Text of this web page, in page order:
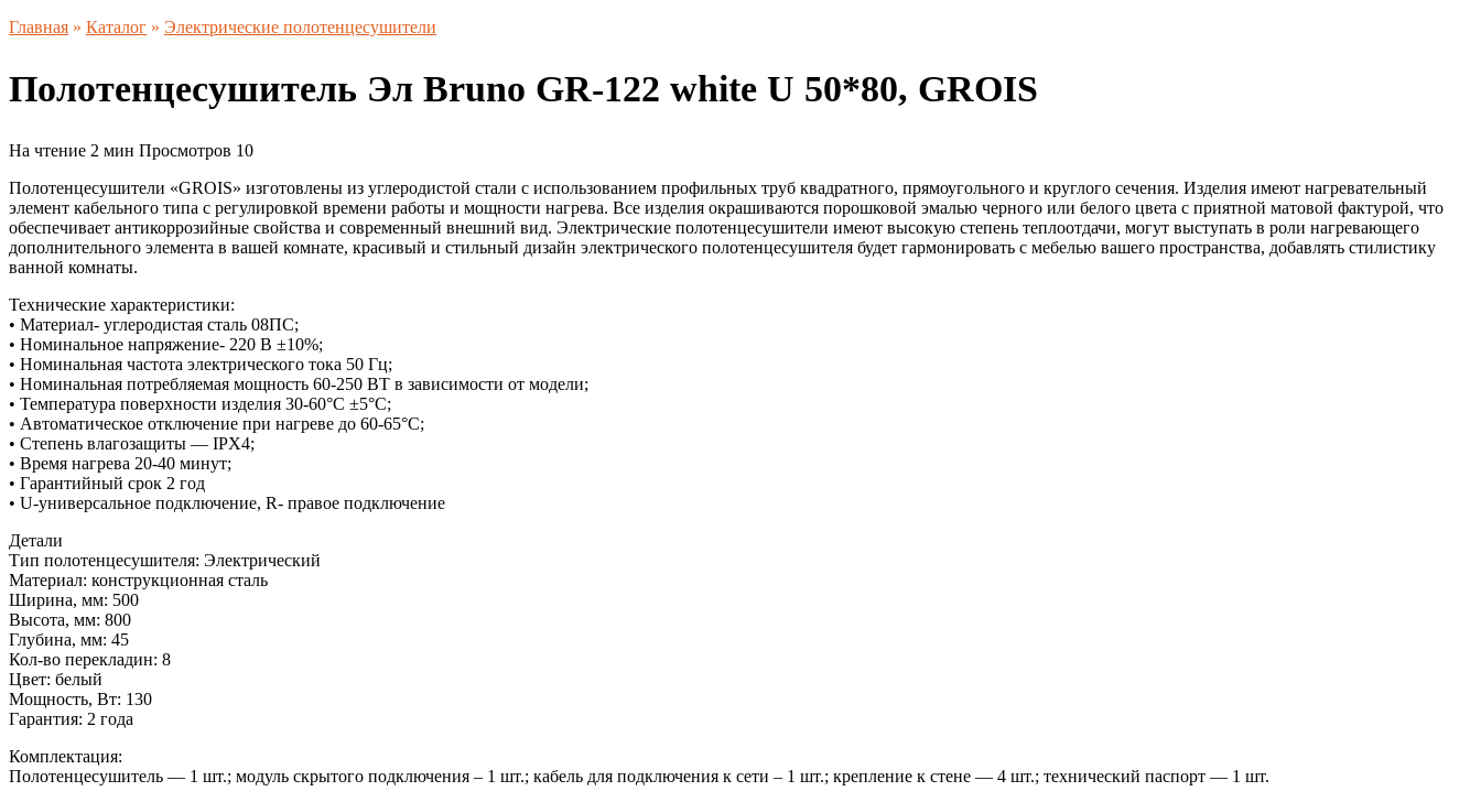
Главная » Каталог » Электрические полотенцесушители
Полотенцесушитель Эл Bruno GR-122 white U 50*80, GROIS
На чтение 2 мин Просмотров 10
Полотенцесушители «GROIS» изготовлены из углеродистой стали с использованием профильных труб квадратного, прямоугольного и круглого сечения. Изделия имеют нагревательный
элемент кабельного типа с регулировкой времени работы и мощности нагрева. Все изделия окрашиваются порошковой эмалью черного или белого цвета с приятной матовой фактурой, что
обеспечивает антикоррозийные свойства и современный внешний вид. Электрические полотенцесушители имеют высокую степень теплоотдачи, могут выступать в роли нагревающего
дополнительного элемента в вашей комнате, красивый и стильный дизайн электрического полотенцесушителя будет гармонировать с мебелью вашего пространства, добавлять стилистику
ванной комнаты.
Технические характеристики:
• Материал- углеродистая сталь 08ПС;
• Номинальное напряжение- 220 В ±10%;
• Номинальная частота электрического тока 50 Гц;
• Номинальная потребляемая мощность 60-250 ВТ в зависимости от модели;
• Температура поверхности изделия 30-60°С ±5°С;
• Автоматическое отключение при нагреве до 60-65°С;
• Степень влагозащиты — IPX4;
• Время нагрева 20-40 минут;
• Гарантийный срок 2 год
• U-универсальное подключение, R- правое подключение
Детали
Тип полотенцесушителя: Электрический
Материал: конструкционная сталь
Ширина, мм: 500
Высота, мм: 800
Глубина, мм: 45
Кол-во перекладин: 8
Цвет: белый
Мощность, Вт: 130
Гарантия: 2 года
Комплектация:
Полотенцесушитель — 1 шт.; модуль скрытого подключения – 1 шт.; кабель для подключения к сети – 1 шт.; крепление к стене — 4 шт.; технический паспорт — 1 шт.